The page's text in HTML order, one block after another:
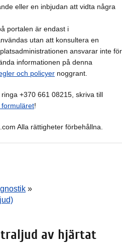
eller en inbjudan att vidta några
portalen är endast i
utan att konsultera en
ansvarar inte för
informationen på denna
och policyer noggrant.
+370 661 08215, skriva till
formuläret!
Alla rättigheter förbehållna.
»
av hjärtat